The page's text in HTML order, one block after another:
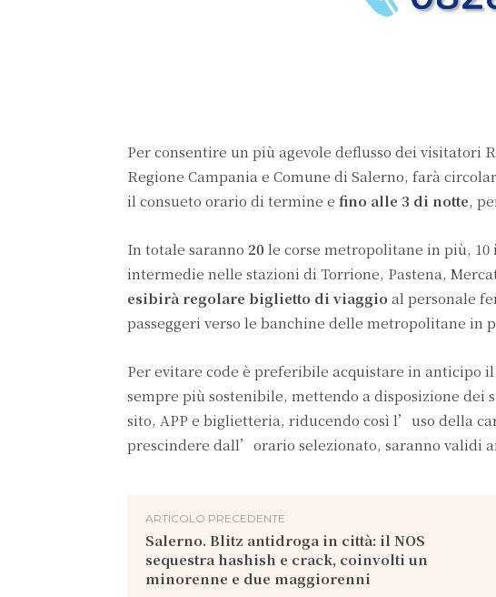
Per consentire un più agevole deflusso dei visitatori
Regione Campania e Comune di Salerno, farà
il consueto orario di termine e fino alle 3 di notte,
In totale saranno 20le corse metropolitane in più,
intermedie nelle stazioni di Torrione, Pastena,
esibirà regolare biglietto di viaggio al personale
passeggeri verso le banchine delle metropolitane in
Per evitare code è preferibile acquistare in anticipo
sempre più sostenibile, mettendo a disposizione
sito, APP e biglietteria, riducendo così l’uso della
prescindere dall’orario selezionato, saranno validi
ARTICOLO PRECEDENTE
Salerno. Blitz antidroga in città: il NOS
sequestra hashish e crack, coinvolti un
minorenne e due maggiorenni